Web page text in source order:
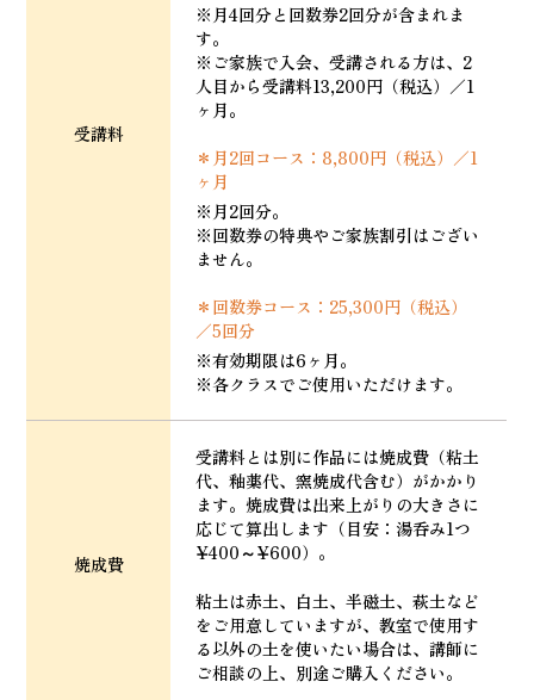
受講料
※月4回分と回数券2回分が含まれま
す。
※ご家族で入会、受講される方は、2
人目から受講料13,200円（税込）／1
ヶ月。
＊月2回コース：8,800円（税込）／1
ヶ月
※月2回分。
※回数券の特典やご家族割引はござい
ません。
＊回数券コース：25,300円（税込）
／5回分
※有効期限は6ヶ月。
※各クラスでご使用いただけます。
焼成費
受講料とは別に作品には焼成費（粘土
代、釉薬代、窯焼成代含む）がかかり
ます。焼成費は出来上がりの大きさに
応じて算出します（目安：湯呑み1つ
¥400～¥600）。
粘土は赤土、白土、半磁土、萩土など
をご用意していますが、教室で使用す
る以外の土を使いたい場合は、講師に
ご相談の上、別途ご購入ください。